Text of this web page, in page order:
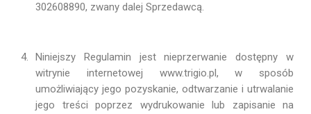
302608890, zwany dalej Sprzedawcą.
Niniejszy Regulamin jest nieprzerwanie dostępny w
witrynie internetowej www.trigio.pl, w sposób
umożliwiający jego pozyskanie, odtwarzanie i utrwalanie
jego treści poprzez wydrukowanie lub zapisanie na